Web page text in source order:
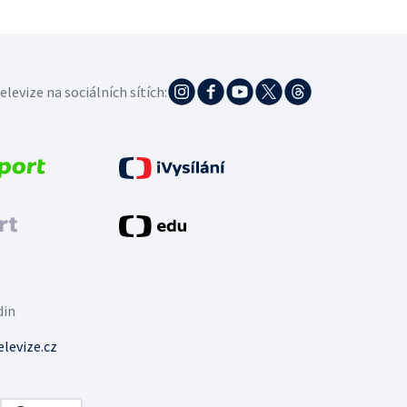
na sociálních sítích: